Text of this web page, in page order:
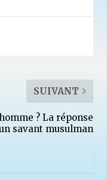
SUIVANT
? La réponse
savant musulman